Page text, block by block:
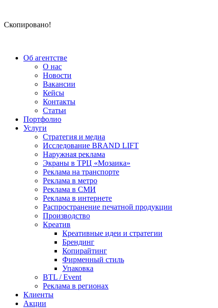
Скопировано!
Об агентстве
О нас
Новости
Вакансии
Кейсы
Контакты
Статьи
Портфолио
Услуги
Стратегия и медиа
Исследование BRAND LIFT
Наружная реклама
Экраны в ТРЦ «Мозаика»
Реклама на транспорте
Реклама в метро
Реклама в СМИ
Реклама в интернете
Распространение печатной продукции
Производство
Креатив
Креативные идеи и стратегии
Брендинг
Копирайтинг
Фирменный стиль
Упаковка
BTL / Event
Реклама в регионах
Клиенты
Акции